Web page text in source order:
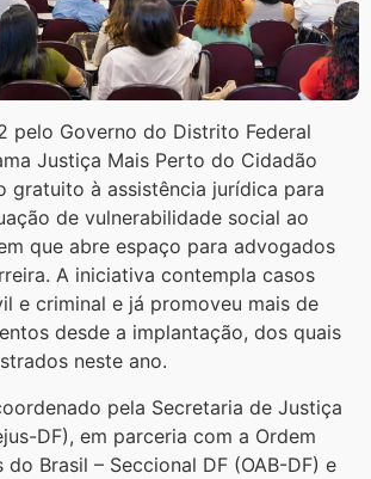
pelo Governo do Distrito Federal
Justiça Mais Perto do Cidadão
gratuito à assistência jurídica para
de vulnerabilidade social ao
que abre espaço para advogados
A iniciativa contempla casos
e criminal e já promoveu mais de
desde a implantação, dos quais
neste ano.
pela Secretaria de Justiça
DF), em parceria com a Ordem
Brasil – Seccional DF (OAB-DF) e